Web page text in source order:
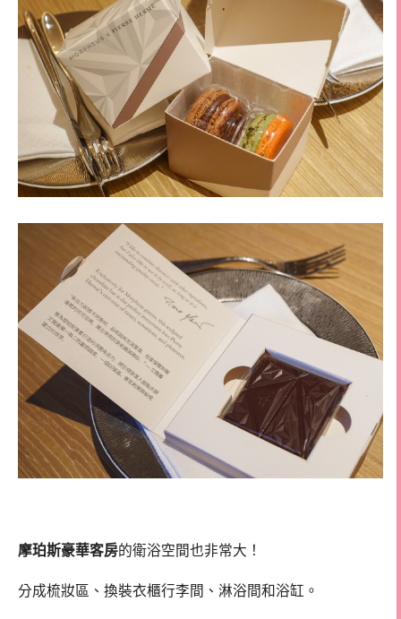
摩珀斯豪華客房的衛浴空間也非常大！
分成梳妝區、換裝衣櫃行李間、淋浴間和浴缸。